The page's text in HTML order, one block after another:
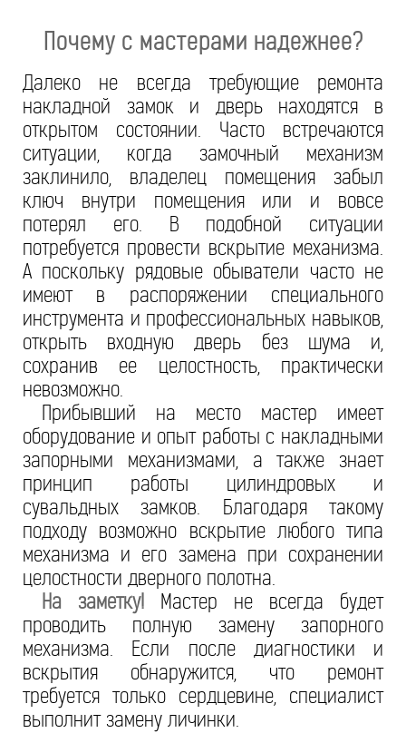
Почему с мастерами надежнее?
Далеко не всегда требующие ремонта
накладной замок и дверь находятся в
открытом состоянии. Часто встречаются
ситуации, когда замочный механизм
заклинило, владелец помещения забыл
ключ внутри помещения или и вовсе
потерял его. В подобной ситуации
потребуется провести вскрытие механизма.
А поскольку рядовые обыватели часто не
имеют в распоряжении специального
инструмента и профессиональных навыков,
открыть входную дверь без шума и,
сохранив ее целостность, практически
невозможно.
Прибывший на место мастер имеет
оборудование и опыт работы с накладными
запорными механизмами, а также знает
принцип работы цилиндровых и
сувальдных замков. Благодаря такому
подходу возможно вскрытие любого типа
механизма и его замена при сохранении
целостности дверного полотна.
На заметку! Мастер не всегда будет
проводить полную замену запорного
механизма. Если после диагностики и
вскрытия обнаружится, что ремонт
требуется только сердцевине, специалист
выполнит замену личинки.